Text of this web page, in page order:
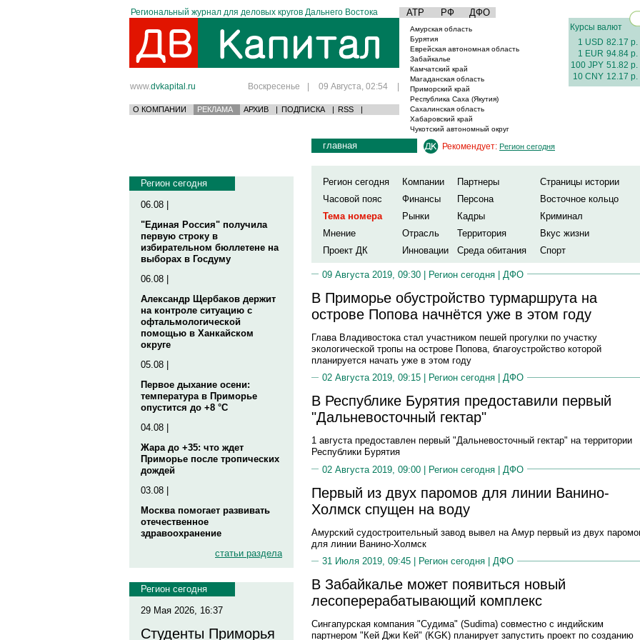
Региональный журнал для деловых кругов Дальнего Востока АТР РФ ДФО
www.dvkapital.ru Воскресенье | 09 Августа, 02:54 |
О КОМПАНИИ РЕКЛАМА АРХИВ | ПОДПИСКА | RSS |
Амурская область
Бурятия
Еврейская автономная область
Забайкалье
Камчатский край
Магаданская область
Приморский край
Республика Саха (Якутия)
Сахалинская область
Хабаровский край
Чукотский автономный округ
Курсы валют
1 USD 82.17 р.
1 EUR 94.84 р.
100 JPY 51.82 р.
10 CNY 12.17 р.
Регион сегодня
06.08 |
"Единая Россия" получила
первую строку в
избирательном бюллетене на
выборах в Госдуму
06.08 |
Александр Щербаков держит
на контроле ситуацию с
офтальмологической
помощью в Ханкайском
округе
05.08 |
Первое дыхание осени:
температура в Приморье
опустится до +8 °C
04.08 |
Жара до +35: что ждет
Приморье после тропических
дождей
03.08 |
Москва помогает развивать
отечественное
здравоохранение
статьи раздела
Регион сегодня
29 Мая 2026, 16:37
Студенты Приморья
главная Рекомендует: Регион сегодня
Регион сегодня Компании Партнеры
Страницы истории
Часовой пояс
Финансы Персона
Восточное кольцо
Тема номера
Рынки Кадры
Криминал
Мнение
Отрасль Территория
Вкус жизни
Проект ДК
Инновации Среда обитания Спорт
09 Августа 2019, 09:30 | Регион сегодня | ДФО
В Приморье обустройство турмаршрута на
острове Попова начнётся уже в этом году
Глава Владивостока стал участником пешей прогулки по участку
экологической тропы на острове Попова, благоустройство которой
планируется начать уже в этом году
02 Августа 2019, 09:15 |
Регион сегодня ДФО
В Республике Бурятия предоставили первый
"Дальневосточный гектар"
1 августа предоставлен первый "Дальневосточный гектар" на территории
Республики Бурятия
02 Августа 2019, 09:00 | Регион сегодня | ДФО
Первый из двух паромов для линии Ванино-
Холмск спущен на воду
Амурский судостроительный завод вывел на Амур первый из двух
для линии Ванино-Холмск
31 Июля 2019, 09:45 |
Регион сегодня ДФО
В Забайкалье может появиться новый
лесоперерабатывающий комплекс
Сингапурская компания "Судима" (Sudima) совместно с индийским
партнером "Кей Джи Кей" (KGK) планирует запустить проект по созданию